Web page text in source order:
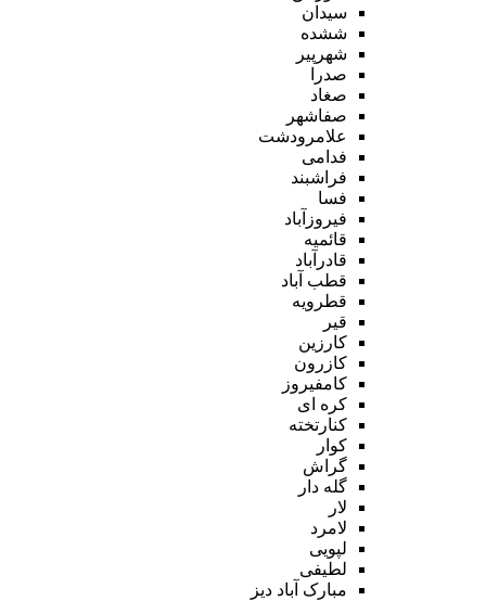
سیدان
ششده
شهرپیر
صدرا
صغاد
صفاشهر
علامرودشت
فدامی
فراشبند
فسا
فیروزآباد
قائمیه
قادرآباد
قطب آباد
قطرویه
قیر
کارزین
کازرون
کامفیروز
کره ای
کنارتخته
کوار
گراش
گله دار
لار
لامرد
لپویی
لطیفی
مبارک آباد دیز